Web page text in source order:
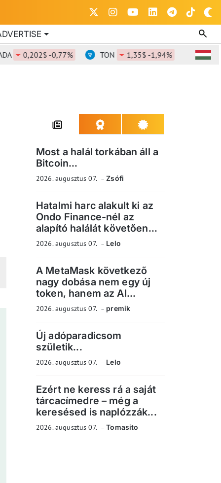
0,202$ -0,77% TON 1,35$ -1,94% DOT
Most a halál torkában áll a
Bitcoin...
2026. augusztus 07. Zsófi
Hatalmi harc alakult ki az
Ondo Finance-nél az
alapító halálát követően...
2026. augusztus 07. Lelo
A MetaMask következő
nagy dobása nem egy új
token, hanem az AI...
2026. augusztus 07. premik
Új adóparadicsom
születik...
2026. augusztus 07. Lelo
Ezért ne keress rá a saját
tárcacímedre – még a
keresésed is naplózzák...
2026. augusztus 07. Tomasito